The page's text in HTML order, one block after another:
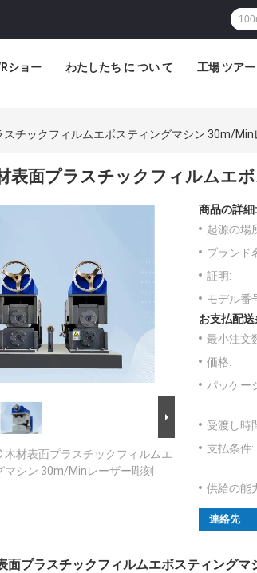
ショー わたしたち に つい て 工場 ツアー
スチックフィルムエボスティングマシン 30m/Min
表面プラスチックフィルムエ
木材表面プラスチックフィルムエ
マシン 30m/Minレーザー彫刻
商品の詳細:
起源の場
ブランド
証明:
モデル番
お支払配送
最小注文
価格:
パッケー
受渡し時
支払条件:
供給の能
連絡先
面プラスチックフィルムエボスティング